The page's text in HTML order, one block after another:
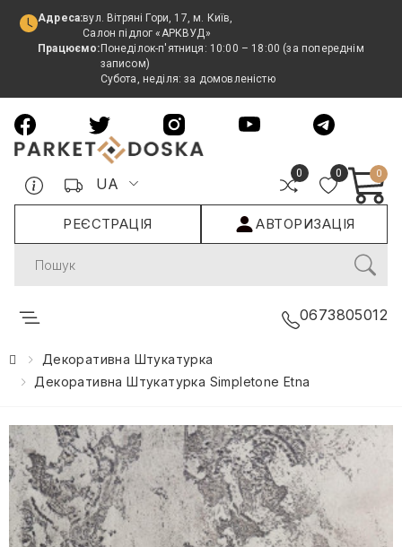
Адреса:вул. Вітряні Гори, 17, м. Київ,
Салон підлог «АРКВУД»
Працюємо: Понеділок-п'ятниця: 10:00 – 18:00 (за попереднім
записом)
Субота, неділя: за домовленістю
UA
0 0 0
РЕЄСТРАЦІЯ АВТОРИЗАЦІЯ
Search
0673805012
Декоративна Штукатурка
Декоративна Штукатурка Simpletone Etna